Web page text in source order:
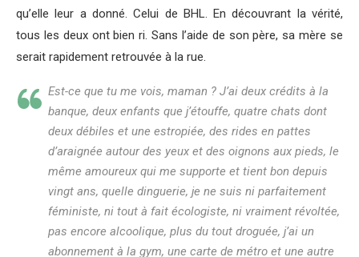
qu’elle leur a donné. Celui de BHL. En découvrant la vérité,
tous les deux ont bien ri. Sans l’aide de son père, sa mère se
serait rapidement retrouvée à la rue.
Est-ce que tu me vois, maman ? J’ai deux crédits à la
banque, deux enfants que j’étouffe, quatre chats dont
deux débiles et une estropiée, des rides en pattes
d’araignée autour des yeux et des oignons aux pieds, le
même amoureux qui me supporte et tient bon depuis
vingt ans, quelle dinguerie, je ne suis ni parfaitement
féministe, ni tout à fait écologiste, ni vraiment révoltée,
pas encore alcoolique, plus du tout droguée, j’ai un
abonnement à la gym, une carte de métro et une autre